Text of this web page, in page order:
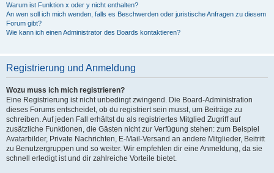
Warum ist Funktion x oder y nicht enthalten?
An wen soll ich mich wenden, falls es Beschwerden oder juristische Anfragen zu diesem
Forum gibt?
Wie kann ich einen Administrator des Boards kontaktieren?
Registrierung und Anmeldung
Wozu muss ich mich registrieren?
Eine Registrierung ist nicht unbedingt zwingend. Die Board-Administration
dieses Forums entscheidet, ob du registriert sein musst, um Beiträge zu
schreiben. Auf jeden Fall erhältst du als registriertes Mitglied Zugriff auf
zusätzliche Funktionen, die Gästen nicht zur Verfügung stehen: zum Beispiel
Avatarbilder, Private Nachrichten, E-Mail-Versand an andere Mitglieder, Beitritt
zu Benutzergruppen und so weiter. Wir empfehlen dir eine Anmeldung, da sie
schnell erledigt ist und dir zahlreiche Vorteile bietet.